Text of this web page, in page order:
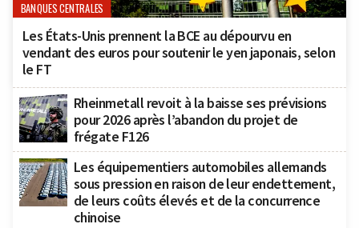
BANQUES CENTRALES
Les États-Unis prennent la BCE au dépourvu en
vendant des euros pour soutenir le yen japonais, selon
le FT
Rheinmetall revoit à la baisse ses prévisions
pour 2026 après l’abandon du projet de
frégate F126
Les équipementiers automobiles allemands
sous pression en raison de leur endettement,
de leurs coûts élevés et de la concurrence
chinoise